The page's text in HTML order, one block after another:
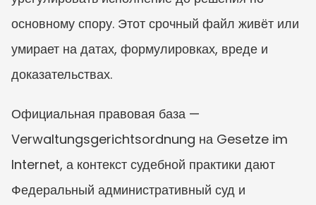
основному спору. Этот срочный файл живёт или
умирает на датах, формулировках, вреде и
доказательствах.
Официальная правовая база —
Verwaltungsgerichtsordnung на Gesetze im
Internet, а контекст судебной практики дают
Федеральный административный суд и